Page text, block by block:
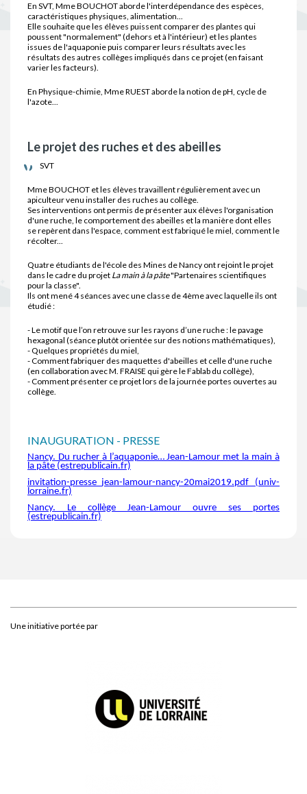
En SVT, Mme BOUCHOT aborde l'interdépendance des espèces,
caractéristiques physiques, alimentation...
Elle souhaite que les élèves puissent comparer des plantes qui
poussent "normalement" (dehors et à l'intérieur) et les plantes
issues de l'aquaponie puis comparer leurs résultats avec les
résultats des autres collèges impliqués dans ce projet (en faisant
varier les facteurs).
En Physique-chimie, Mme RUEST aborde la notion de pH, cycle de
l'azote...
Le projet des ruches et des abeilles
SVT
Mme BOUCHOT et les élèves travaillent régulièrement avec un
apiculteur venu installer des ruches au collège.
Ses interventions ont permis de présenter aux élèves l'organisation
d'une ruche, le comportement des abeilles et la manière dont elles
se repèrent dans l'espace, comment est fabriqué le miel, comment le
récolter...
Quatre étudiants de l'école des Mines de Nancy ont rejoint le projet
dans le cadre du projet La main à la pâte"Partenaires scientifiques
pour la classe".
Ils ont mené 4 séances avec une classe de 4ème avec laquelle ils ont
étudié :
- Le motif que l’on retrouve sur les rayons d’une ruche : le pavage
hexagonal (séance plutôt orientée sur des notions mathématiques),
- Quelques propriétés du miel,
- Comment fabriquer des maquettes d'abeilles et celle d'une ruche
(en collaboration avec M. FRAISE qui gère le Fablab du collège),
- Comment présenter ce projet lors de la journée portes ouvertes au
collège.
INAUGURATION - PRESSE
Nancy. Du rucher à l’aquaponie… Jean-Lamour met la main à
la pâte (estrepublicain.fr)
invitation-presse_jean-lamour-nancy-20mai2019.pdf (univ-
lorraine.fr)
Nancy. Le collège Jean-Lamour ouvre ses portes
(estrepublicain.fr)
Une initiative portée par